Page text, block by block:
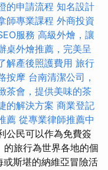
的申請流程 知名設計
師專業課程 外商投資
服務 高級外燴，讓
桌外燴推薦，完美呈
解產後照護費用 旅行
按摩 台南清潔公司，
茶會，提供美味的茶
的解決方案 商業登記
薦 從專業律師推薦中
公民可以作為免費簽
旅行為世界各地的個
斯堪的納維亞冒險活